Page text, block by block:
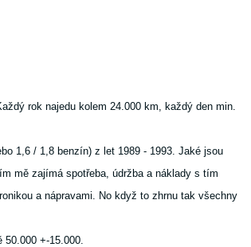
rok najedu kolem 24.000 km, každý den min.
1,6 / 1,8 benzín) z let 1989 - 1993. Jaké jsou
mě zajímá spotřeba, údržba a náklady s tím
a nápravami. No když to zhrnu tak všechny
50.000 +-15.000.